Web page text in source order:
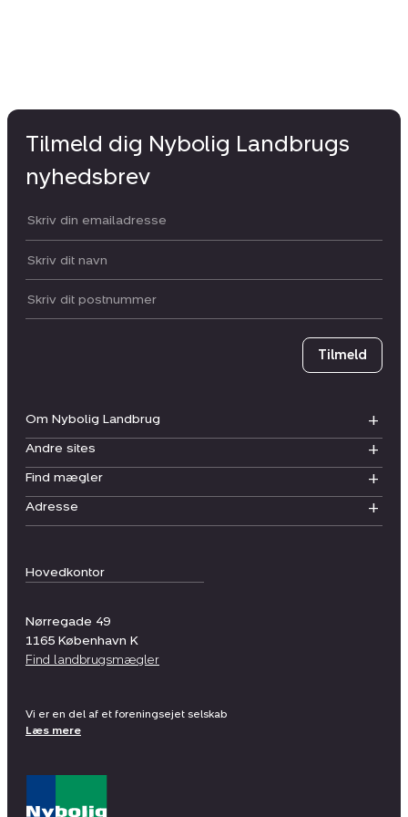
Hovedkontor
Nørregade 49
1165 København K
Find landbrugsmægler
Om Nybolig Landbrug
Andre sites
Find mægler
Adresse
Tilmeld dig Nybolig Landbrugs
nyhedsbrev
Din email:
Dit navn:
Postnummer
Tilmeld
Vi er en del af et foreningsejet selskab
Læs mere